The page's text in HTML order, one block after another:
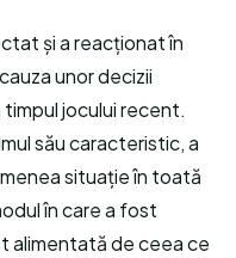
și a reacționat în
unor decizii
jocului recent.
său caracteristic, a
situație în toată
în care a fost
alimentată de ceea ce